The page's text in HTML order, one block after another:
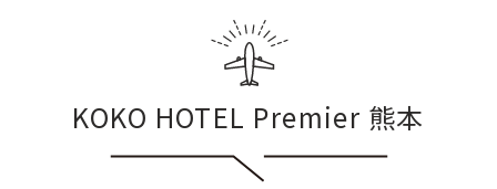
KOKO HOTEL Premier 熊本